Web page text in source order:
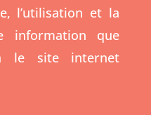
l’utilisation et la
information que
le site internet